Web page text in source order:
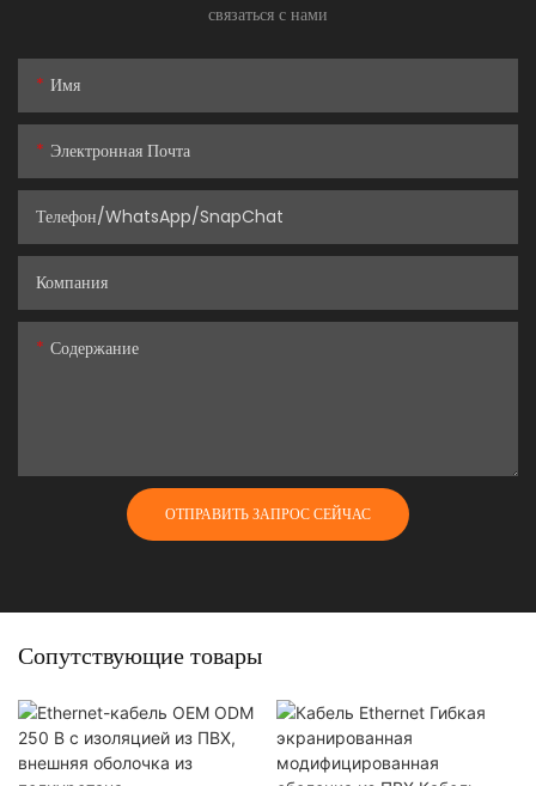
связаться с нами
Имя
Электронная Почта
Телефон/WhatsApp/SnapChat
Компания
Содержание
ОТПРАВИТЬ ЗАПРОС СЕЙЧАС
Сопутствующие товары